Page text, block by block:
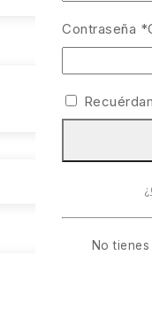
Contraseña *
No